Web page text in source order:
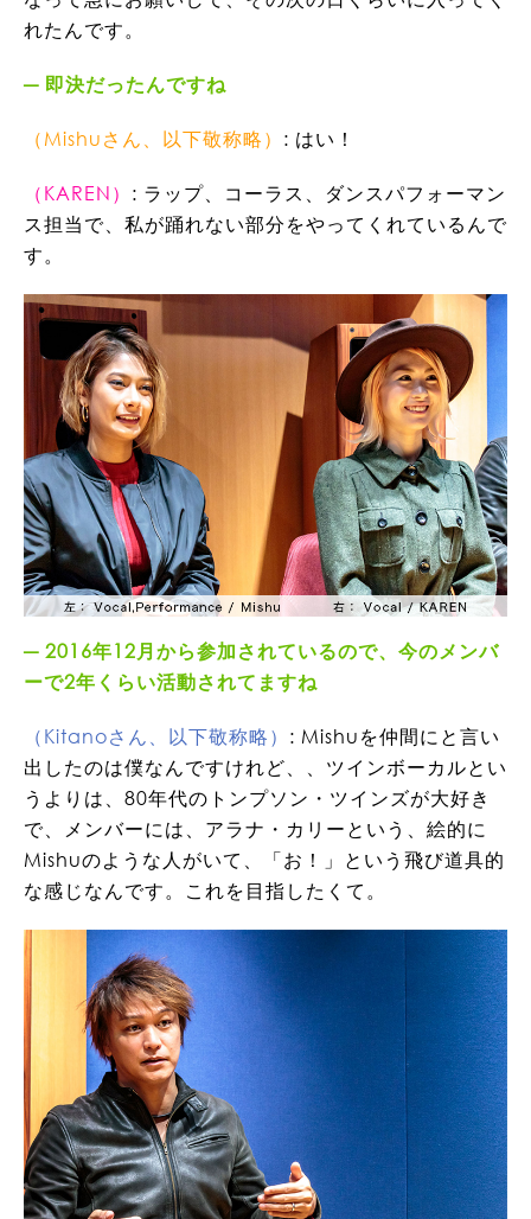
れたんです。
即決だったんですね
（Mishuさん、以下敬称略） : はい！
（KAREN） : ラップ、コーラス、ダンスパフォーマン
ス担当で、私が踊れない部分をやってくれているんで
す。
2016年12月から参加されているので、今のメンバ
ーで2年くらい活動されてますね
（Kitanoさん、以下敬称略） : Mishuを仲間にと言い
出したのは僕なんですけれど、、ツインボーカルとい
うよりは、80年代のトンプソン・ツインズが大好き
で、メンバーには、アラナ・カリーという、絵的に
Mishuのような人がいて、「お！」という飛び道具的
な感じなんです。これを目指したくて。